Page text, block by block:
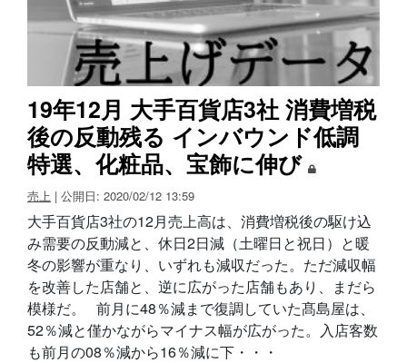
19年12月 大手百貨店3社 消費増税
後の反動残る インバウンド低調
特選、化粧品、宝飾に伸び
売上 | 公開日: 2020/02/12 13:59
大手百貨店3社の12月売上高は、消費増税後の駆け込
み需要の反動減と、休日2日減（土曜日と祝日）と暖
冬の影響が重なり、いずれも減収だった。ただ減収幅
を改善した店舗と、逆に広がった店舗もあり、まだら
模様だ。 前月に48％減まで復調していた髙島屋は、
52％減と僅かながらマイナス幅が広がった。入店客数
も前月の08％減から16％減に下・・・